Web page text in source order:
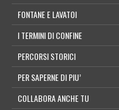
FONTANE E LAVATOI
I TERMINI DI CONFINE
PERCORSI STORICI
PER SAPERNE DI PIU’
COLLABORA ANCHE TU